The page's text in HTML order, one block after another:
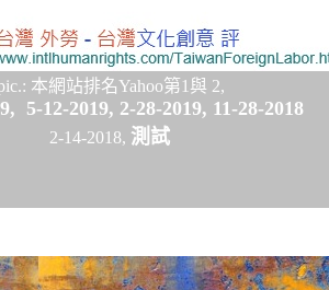
本網站排名Yahoo第1與 2,
5-12-2019, 2-28-2019, 11-28-2018
2-14-2018, 測試